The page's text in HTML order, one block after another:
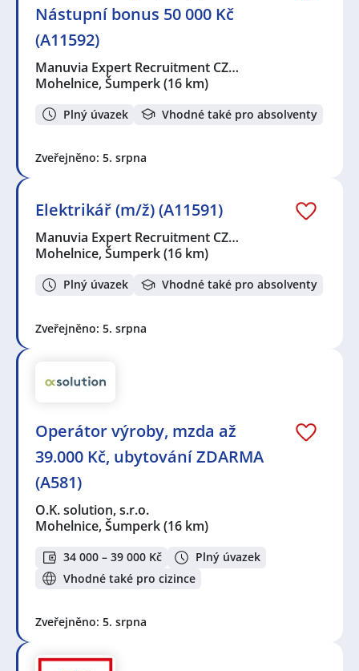
Nástupní bonus 50 000 Kč
(A11592)
Manuvia Expert Recruitment CZ…
Mohelnice, Šumperk(16 km)
Plný úvazek Vhodné také pro absolventy
Zveřejněno: 5. srpna
Elektrikář (m/ž) (A11591)
Manuvia Expert Recruitment CZ…
Mohelnice, Šumperk(16 km)
Plný úvazek Vhodné také pro absolventy
Zveřejněno: 5. srpna
Operátor výroby, mzda až
39.000 Kč, ubytování ZDARMA
(A581)
O.K. solution, s.r.o.
Mohelnice, Šumperk(16 km)
34 000 – 39 000 Kč
Plný úvazek
Vhodné také pro cizince
Zveřejněno: 5. srpna